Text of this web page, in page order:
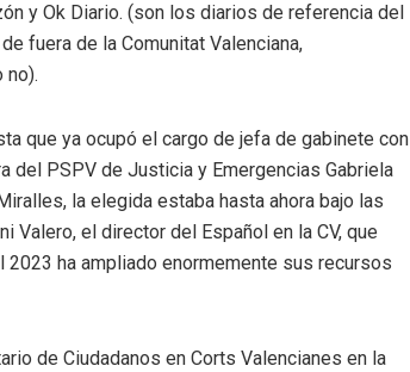
y Ok Diario. (son los diarios de referencia del
fuera de la Comunitat Valenciana,
no).
que ya ocupó el cargo de jefa de gabinete con
del PSPV de Justicia y Emergencias Gabriela
la elegida estaba hasta ahora bajo las
Valero, el director del Español en la CV, que
2023 ha ampliado enormemente sus recursos
de Ciudadanos en Corts Valencianes en la